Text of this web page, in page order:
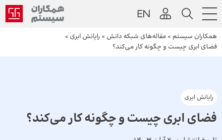
همکاران سیستم > مقاله‌های شبکه دانش > رایانش ابری >
فضای ابری چیست و چگونه کار می‌کند؟
رایانش ابری
فضای ابری چیست و چگونه کار می‌کند؟